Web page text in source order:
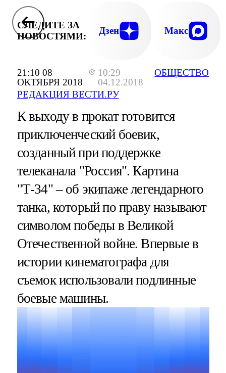
21:10 08
ОКТЯБРЯ 2018
10:29
04.12.2018
РЕДАКЦИЯ ВЕСТИ.РУ
ОБЩЕСТВО
СЛЕДИТЕ ЗА
НОВОСТЯМИ:
Дзен Макс
К выходу в прокат готовится
приключенческий боевик,
созданный при поддержке
телеканала "Россия". Картина
"Т-34" – об экипаже легендарного
танка, который по праву называют
символом победы в Великой
Отечественной войне. Впервые в
истории кинематографа для
съемок использовали подлинные
боевые машины.